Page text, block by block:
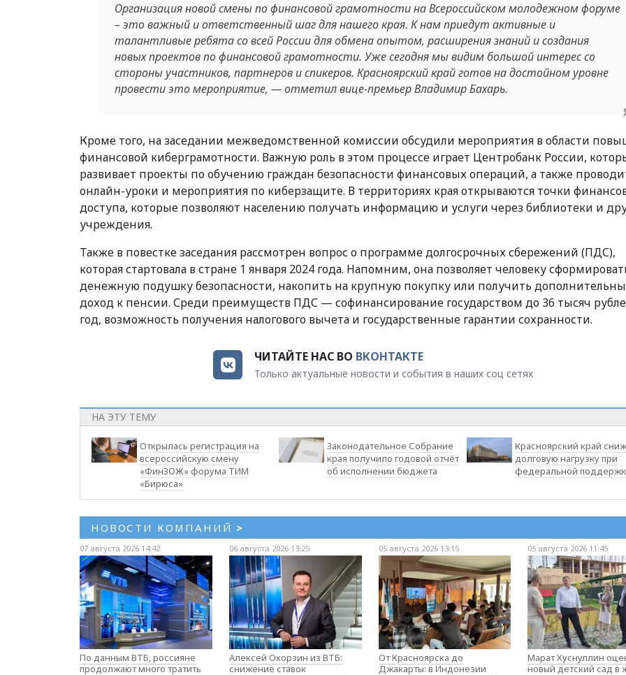
Организация новой смены по финансовой грамотности на Всероссийском молодежном форуме
– это важный и ответственный шаг для нашего края. К нам приедут активные и
талантливые ребята со всей России для обмена опытом, расширения знаний и создания
новых проектов по финансовой грамотности. Уже сегодня мы видим большой интерес со
стороны участников, партнеров и спикеров. Красноярский край готов на достойном уровне
провести это мероприятие, — отметил вице-премьер Владимир Бахарь.
Кроме того, на заседании межведомственной комиссии обсудили мероприятия в области
финансовой киберграмотности. Важную роль в этом процессе играет Центробанк России,
развивает проекты по обучению граждан безопасности финансовых операций, а также
онлайн-уроки и мероприятия по киберзащите. В территориях края открываются точки
доступа, которые позволяют населению получать информацию и услуги через библиотеки и
учреждения.
Также в повестке заседания рассмотрен вопрос о программе долгосрочных сбережений (ПДС),
которая стартовала в стране 1 января 2024 года. Напомним, она позволяет человеку
денежную подушку безопасности, накопить на крупную покупку или получить
доход к пенсии. Среди преимуществ ПДС — софинансирование государством до 36 тысяч
год, возможность получения налогового вычета и государственные гарантии сохранности.
ЧИТАЙТЕ НАС ВО ВКОНТАКТЕ
Только актуальные новости и события в наших соц сетях
НА ЭТУ ТЕМУ
Открылась регистрация на
всероссийскую смену
«ФинЗОЖ» форума ТИМ
«Бирюса»
Законодательное Собрание
края получило годовой отчёт
об исполнении бюджета
Красноярский край
долговую нагрузку при
федеральной
НОВОСТИ КОМПАНИЙ >
07 августа 2026 14:42
По данным ВТБ, россияне
продолжают много тратить
06 августа 2026 13:25
Алексей Охорзин из ВТБ:
снижение ставок
05 августа 2026 13:15
От Красноярска до
Джакарты: в Индонезии
05 августа 2026 11:45
Марат Хуснуллин
новый детский сад в